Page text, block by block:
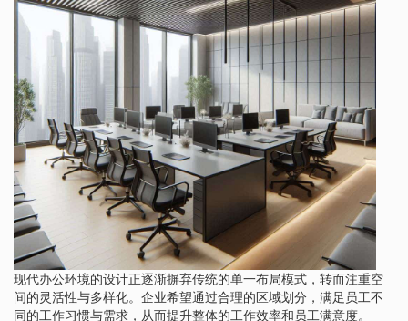
现代办公环境的设计正逐渐摒弃传统的单一布局模式，转而注重空
间的灵活性与多样化。企业希望通过合理的区域划分，满足员工不
同的工作习惯与需求，从而提升整体的工作效率和员工满意度。